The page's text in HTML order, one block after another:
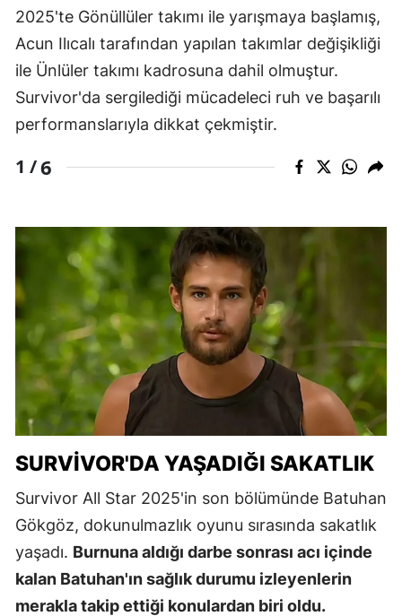
2025'te Gönüllüler takımı ile yarışmaya başlamış,
Acun Ilıcalı tarafından yapılan takımlar değişikliği
ile Ünlüler takımı kadrosuna dahil olmuştur.
Survivor'da sergilediği mücadeleci ruh ve başarılı
performanslarıyla dikkat çekmiştir.
1 /6
SURVIVOR'DA YAŞADIĞI SAKATLIK
Survivor All Star 2025'in son bölümünde Batuhan
Gökgöz, dokunulmazlık oyunu sırasında sakatlık
yaşadı. Burnuna aldığı darbe sonrası acı içinde
kalan Batuhan'ın sağlık durumu izleyenlerin
merakla takip ettiği konulardan biri oldu.